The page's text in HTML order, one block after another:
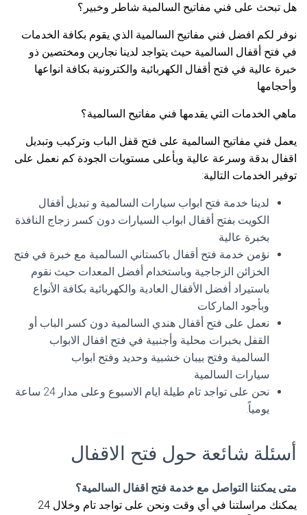
هل تبحث على فني مفاتيح السالمية شاطر وخبير؟
نوفر لكم افضل فني مفاتيح السالمية الذي يقوم بكافة الخدمات
في فتح أقفال السالمية حيث يتواجد لدينا نجارين ومختصين ذو
خبرة عالية في فتح أقفال الكهربائية والكترونية بكافة انواعها
وأحجامها
ماهي الخدمات التي يقدمها فني مفاتيح السالمية؟
يعمل فني مفاتيح السالمية على فتح قفل الباب وتركيب وتبديل
اقفال بدقة وسرعة عالية وبأعلى مستويات الجودة كم نعمل على
توفير الخدمات التالية:
لدينا خدمة فتح ابواب سيارات السالمية و تبديل أقفال
الكويت بفتح أقفال ابواب السيارات دون كسر زجاج النافذة
بخبرة عالية
نؤمن خدمة فتح أقفال باكستاني السالمية مع خبرة في فتح
الخزائن الزجاجية وباستخدام أفضل المعدات حيث نقوم
باستيراد أفضل الأقفال العادية والكهربائية بكافة الأنواع
وبأجود الماركات
نعمل على فتح أقفال هندي السالمية دون كسر الباب أو
القفل بخبرات محلية وأجنبية في فتح اقفال الابواب
السالمية وفتح بيبان خشبية وحديد وفتح ابواب
سيارات السالمية
نحن على تواجد تام طيلة ايام الاسبوع وعلى مدار 24 ساعة
يومياً.
أسئلة شائعة حول فتح الاقفال
متى يمكننا التواصل مع خدمة فتح اقفال السالمية؟
يمكنك مراسلتنا في أي وقت ونحن على تواجد تام وخلال 24